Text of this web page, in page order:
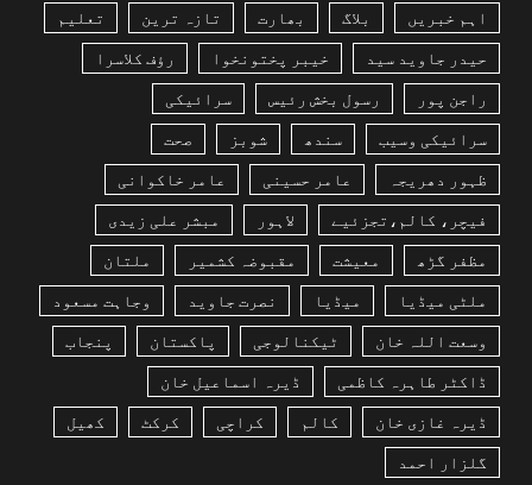
اہم خبریں بلاگ بھارت تازہ ترین تعلیم
حیدر جاوید سید خیبر پختونخوا رؤف کلاسرا
راجن پور رسول بخش رئیس سرائیکی
سرائیکی وسیب سندھ شوبز صحت
ظہور دھریجہ عامر حسینی عامر خاکوانی
فیچر، کالم،تجزئیے لاہور مبشر علی زیدی
مظفر گڑھ معیشت مقبوضہ کشمیر ملتان
ملٹی میڈیا میڈیا نصرت جاوید وجاہت مسعود
وسعت اللہ خان ٹیکنالوجی پاکستان پنجاب
ڈاکٹر طاہرہ کاظمی ڈیرہ اسماعیل خان
ڈیرہ غازی خان کالم کراچی کرکٹ کھیل
گلزار احمد